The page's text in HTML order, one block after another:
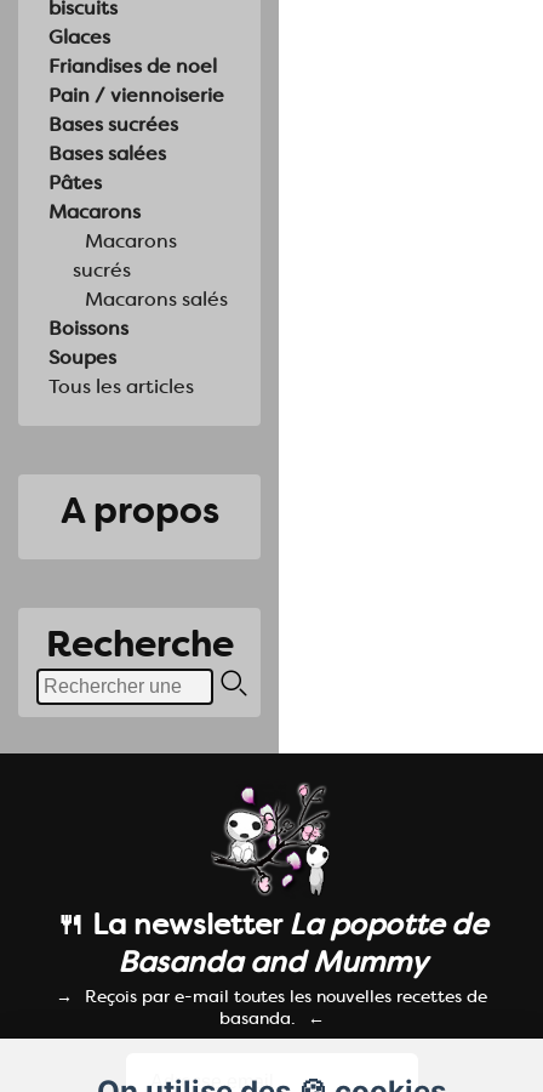
biscuits
Glaces
Friandises de noel
Pain / viennoiserie
Bases sucrées
Bases salées
Pâtes
Macarons
Macarons
sucrés
Macarons salés
Boissons
Soupes
Tous les articles
A propos
Recherche
🍴 La newsletterLa popotte de
Basanda and Mummy
Reçois par e-mail toutes les nouvelles recettes de
basanda.